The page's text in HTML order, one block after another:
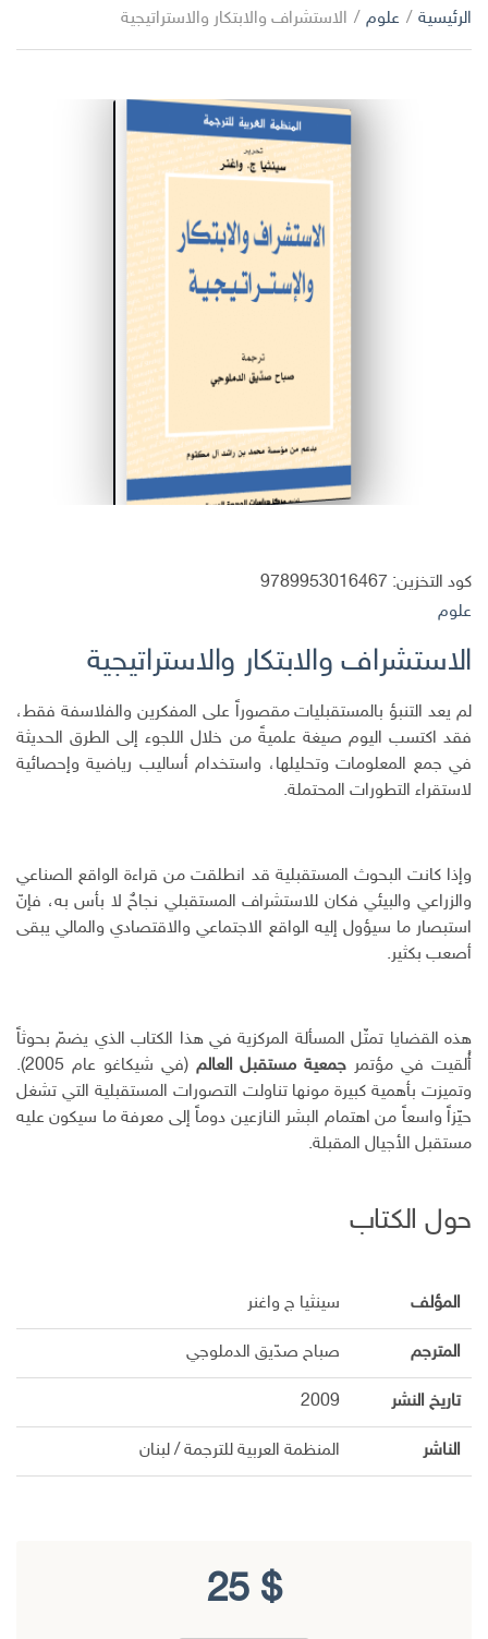
اب
ح
الرئيسية / علوم / الاستشراف والابتكار والاستراتيجية
كود التخزين: 9789953016467
علوم
الاستشراف والابتكار والاستراتيجية
لم يعد التنبؤ بالمستقبليات مقصوراً على المفكرين والفلاسفة فقط،
فقد اكتسب اليوم صيغة علميةً من خلال اللجوء إلى الطرق الحديثة
في جمع المعلومات وتحليلها، واستخدام أساليب رياضية وإحصائية
لاستقراء التطورات المحتملة.
وإذا كانت البحوث المستقبلية قد انطلقت من قراءة الواقع الصناعي
والزراعي والبيئي فكان للاستشراف المستقبلي نجاحٌ لا بأس به، فإنّ
استبصار ما سيؤول إليه الواقع الاجتماعي والاقتصادي والمالي يبقى
أصعب بكثير.
هذه القضايا تمثّل المسألة المركزية في هذا الكتاب الذي يضمّ بحوثاً
أُلقيت في مؤتمر جمعية مستقبل العالم
(في شيكاغو عام 2005).
وتميزت بأهمية كبيرة مونها تناولت التصورات المستقبلية التي تشغل
حيّزاً واسعاً من اهتمام البشر النازعين دوماً إلى معرفة ما سيكون عليه
مستقبل الأجيال المقبلة.
حول الكتاب
المؤلف سينثيا ج واغنر
المترجم صباح صدّيق الدملوجي
تاريخ النشر 2009
الناشر المنظمة العربية للترجمة / لبنان
25 $